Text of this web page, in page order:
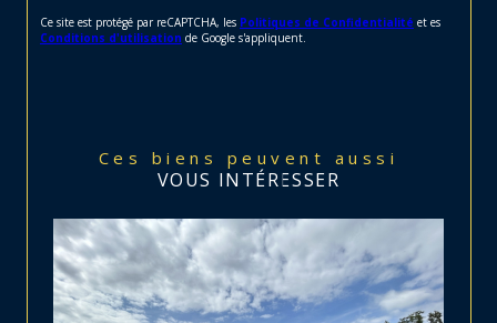
Ce site est protégé par reCAPTCHA, les Politiques de Confidentialité et es
Conditions d'utilisation de Google s'appliquent.
Ces biens peuvent aussi
VOUS INTÉRESSER